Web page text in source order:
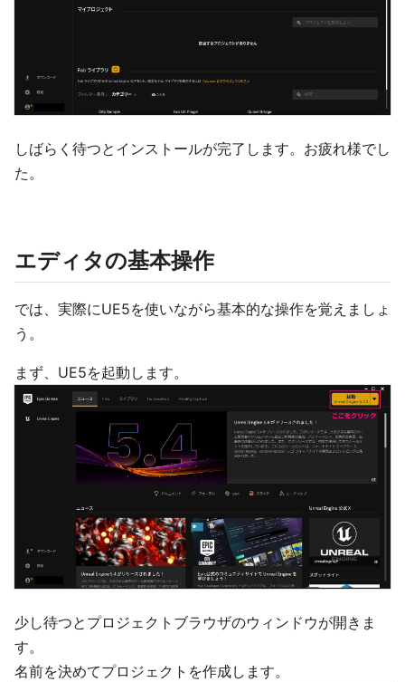
しばらく待つとインストールが完了します。お疲れ様でし
た。
エディタの基本操作
では、実際にUE5を使いながら基本的な操作を覚えましょ
う。
まず、UE5を起動します。
少し待つとプロジェクトブラウザのウィンドウが開きま
す。
名前を決めてプロジェクトを作成します。